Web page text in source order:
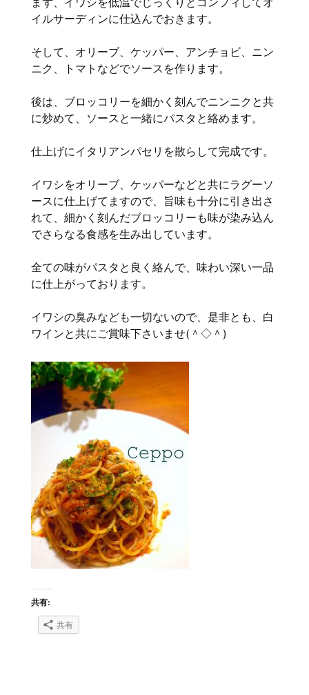
イルサーディンに仕込んでおきます。
そして、オリーブ、ケッパー、アンチョビ、ニン
ニク、トマトなどでソースを作ります。
後は、ブロッコリーを細かく刻んでニンニクと共
に炒めて、ソースと一緒にパスタと絡めます。
仕上げにイタリアンパセリを散らして完成です。
イワシをオリーブ、ケッパーなどと共にラグーソ
ースに仕上げてますので、旨味も十分に引き出さ
れて、細かく刻んだブロッコリーも味が染み込ん
でさらなる食感を生み出しています。
全ての味がパスタと良く絡んで、味わい深い一品
に仕上がっております。
イワシの臭みなども一切ないので、是非とも、白
ワインと共にご賞味下さいませ(＾◇＾)
共有:
共有